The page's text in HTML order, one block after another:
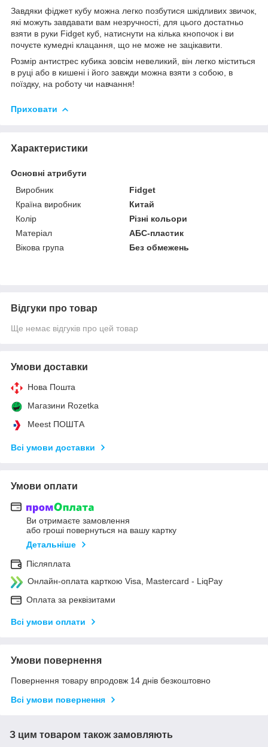
Завдяки фіджет кубу можна легко позбутися шкідливих звичок,
які можуть завдавати вам незручності, для цього достатньо
взяти в руки Fidget куб, натиснути на кілька кнопочок і ви
почуєте кумедні клацання, що не може не зацікавити.
Розмір антистрес кубика зовсім невеликий, він легко міститься
в руці або в кишені і його завжди можна взяти з собою, в
поїздку, на роботу чи навчання!
Приховати
Характеристики
Основні атрибути
Виробник
Fidget
Країна виробник
Китай
Колір
Різні кольори
Матеріал
АБС-пластик
Вікова група
Без обмежень
Відгуки про товар
Ще немає відгуків про цей товар
Умови доставки
Нова Пошта
Магазини Rozetka
Meest ПОШТА
Всі умови доставки
Умови оплати
Ви отримаєте замовлення
або гроші повернуться на вашу картку
Детальніше
Післяплата
Онлайн-оплата карткою Visa, Mastercard - LiqPay
Оплата за реквізитами
Всі умови оплати
Умови повернення
Повернення товару впродовж 14 днів безкоштовно
Всі умови повернення
З цим товаром також замовляють